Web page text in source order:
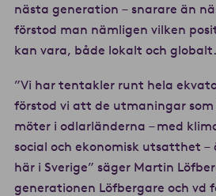
nästa generation – snarare än
förstod man nämligen vilken
kan vara, både lokalt och globalt.
”Vi har tentakler runt hela
förstod vi att de utmaningar
möter i odlarländerna – med
social och ekonomisk utsatthet –
här i Sverige” säger Martin
generationen Löfbergare och vd